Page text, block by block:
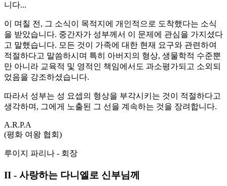
니다...
이 며칠 전, 그 소식이 목적지에 개인적으로 도착했다는 소식
을 받았습니다. 중간자가 성부께서 이 문제에 관심을 가지셨다
고 말했습니다. 모든 것이 가족에 대한 현재 요구와 관련하여
적절하다고 말씀하시며 특히 아버지의 형상, 생물학적 수준뿐
만 아니라 교육적 및 영적인 책임에서도 과소평가되고 소외되
었음을 강조하셨습니다.
따라서 성부는 성 요셉의 형상을 부각시키는 것이 적절하다고
생각하며, 그에게 노출된 그 선을 계속하는 것을 장려합니다.
A.R.P.A
(평화 여왕 협회)
루이지 파리나 - 회장
II - 사랑하는 다니엘로 신부님께